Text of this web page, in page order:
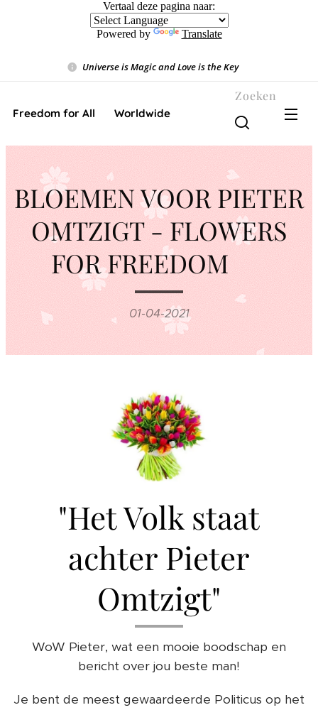
Vertaal deze pagina naar:
Powered by Translate
Universe is Magic and Love is the Key❤️
Freedom for All ❤️ Worldwide
Zoeken
BLOEMEN VOOR PIETER
OMTZIGT - FLOWERS
FOR FREEDOM ❤️
01-04-2021
"Het Volk staat
achter Pieter
Omtzigt"
WoW Pieter, wat een mooie boodschap en
bericht over jou beste man!
Je bent de meest gewaardeerde Politicus op het